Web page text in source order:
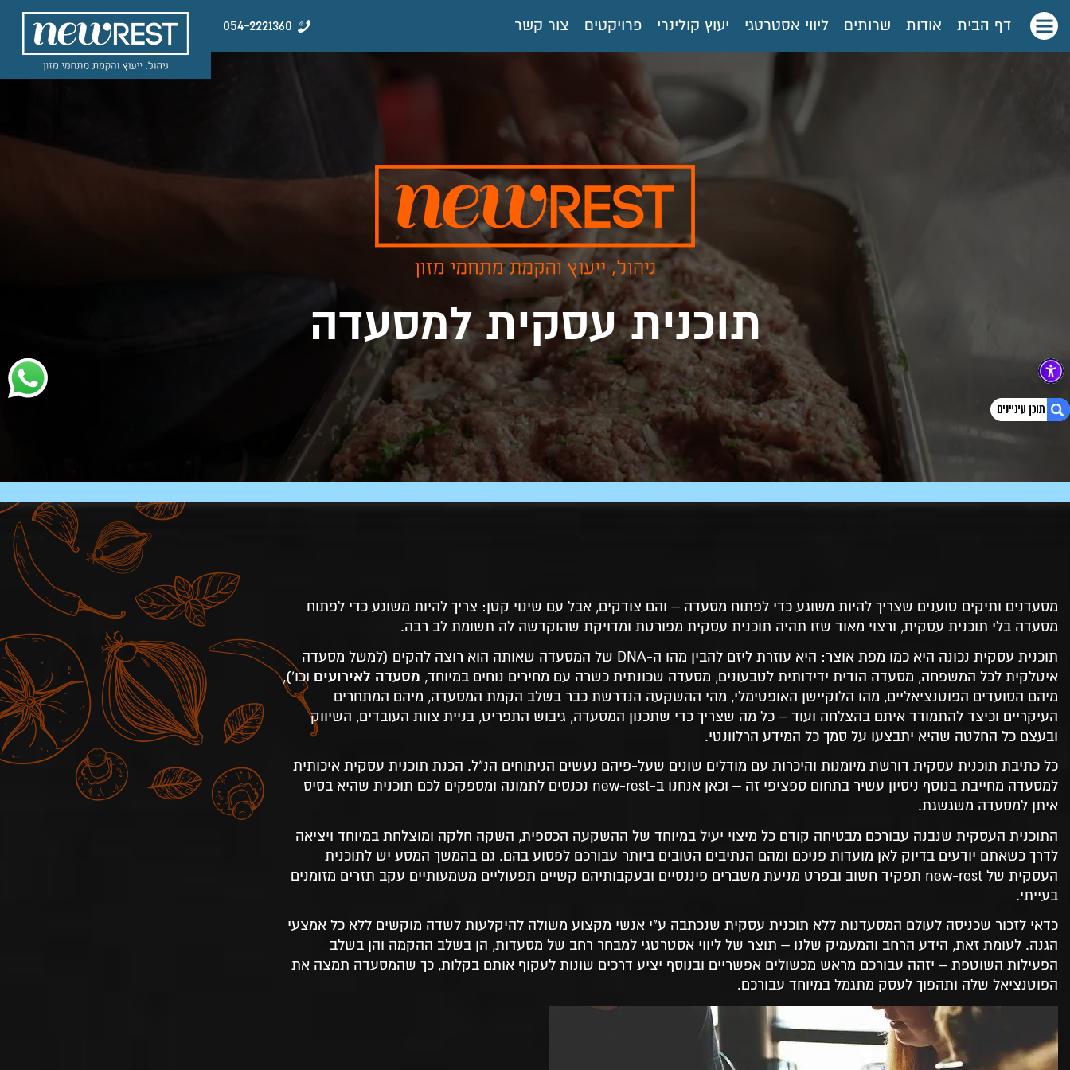
8. תוכנית עסקית למסעדה – צעדים מקדימים
9. פתיחת מסעדה חדשה – או רכישת עסק קיים?
11. הקמת מסעדה – איתכם בכל שלב בתהליך
12. תכנון מסעדה – אלה השאלות החשובות
13. תכנון מסעדה – מגשימים חלום בעזרת New Rest
14. ייעוץ להקמת מסעדה – שפע של חלופות
15. ייעוץ להקמת מסעדה – בוחרים בהצלחה
17. הקמת מסעדה – אל תיקחו סיכון
20. במדינה בה שפים מובילים נאלצים לסגור מסעדות-
ייעוץ להקמת מסעדה הינו הכרחי
21. חברה מקצועית ואיכותית עבור ייעוץ להקמת
מסעדות
נכון
23. תוכנית עסקית למסעדה- השאלות שתוכנית עסקית
נכונה צריכה לתת מענה בעבורם
24. בניית תוכנית עסקית למסעדה יחד עם מקצוענים
ומומחים בתחום
25. תכנון מסעדה – אווירה מתאימה לחווית לקוח
מרשימה
26. תכנון מסעדה- עיצוב המסעדה ותכנון האווירה הוא
דף הבית אודות שרותים ליווי אסטרטגי יעוץ קולינרי פרויקטים צור קשר 054-2221360
תוכנית עסקית למסעדה
מסעדנים ותיקים טוענים שצריך להיות משוגע כדי לפתוח מסעדה – והם צודקים, אבל עם שינוי קטן: צריך להיות משוגע כדי לפתוח
מסעדה בלי תוכנית עסקית, ורצוי מאוד שזו תהיה תוכנית עסקית מפורטת ומדויקת שהוקדשה לה תשומת לב רבה.
תוכנית עסקית נכונה היא כמו מפת אוצר: היא עוזרת ליזם להבין מהו ה-DNA של המסעדה שאותה הוא רוצה להקים (למשל מסעדה
איטלקית לכל המשפחה, מסעדה הודית ידידותית לטבעונים, מסעדה שכונתית כשרה עם מחירים נוחים במיוחד, מסעדה לאירועים וכו'),
מיהם הסועדים הפוטנציאליים, מהו הלוקיישן האופטימלי, מהי ההשקעה הנדרשת כבר בשלב הקמת המסעדה, מיהם המתחרים
העיקריים וכיצד להתמודד איתם בהצלחה ועוד – כל מה שצריך כדי שתכנון המסעדה, גיבוש התפריט, בניית צוות העובדים, השיווק
ובעצם כל החלטה שהיא יתבצעו על סמך כל המידע הרלוונטי.
כל כתיבת תוכנית עסקית דורשת מיומנות והיכרות עם מודלים שונים שעל-פיהם נעשים הניתוחים הנ"ל. הכנת תוכנית עסקית איכותית
למסעדה מחייבת בנוסף ניסיון עשיר בתחום ספציפי זה – וכאן אנחנו ב-new-rest נכנסים לתמונה ומספקים לכם תוכנית שהיא בסיס
איתן למסעדה משגשגת.
התוכנית העסקית שנבנה עבורכם מבטיחה קודם כל מיצוי יעיל במיוחד של ההשקעה הכספית, השקה חלקה ומוצלחת במיוחד ויציאה
לדרך כשאתם יודעים בדיוק לאן מועדות פניכם ומהם הנתיבים הטובים ביותר עבורכם לפסוע בהם. גם בהמשך המסע יש לתוכנית
העסקית של new-rest תפקיד חשוב ובפרט מניעת משברים פיננסיים ובעקבותיהם קשיים תפעוליים משמעותיים עקב תזרים מזומנים
בעייתי.
כדאי לזכור שכניסה לעולם המסעדנות ללא תוכנית עסקית שנכתבה ע"י אנשי מקצוע משולה להיקלעות לשדה מוקשים ללא כל אמצעי
הגנה. לעומת זאת, הידע הרחב והמעמיק שלנו – תוצר של ליווי אסטרטגי למבחר רחב של מסעדות, הן בשלב ההקמה והן בשלב
הפעילות השוטפת – יזהה עבורכם מראש מכשולים אפשריים ובנוסף יציע דרכים שונות לעקוף אותם בקלות, כך שהמסעדה תמצה את
הפוטנציאל שלה ותהפוך לעסק מתגמל במיוחד עבורכם.